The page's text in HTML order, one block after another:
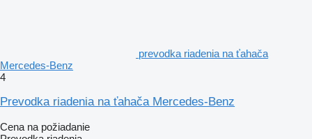
prevodka riadenia na ťahača
Mercedes-Benz
4
Prevodka riadenia na ťahača Mercedes-Benz
Cena na požiadanie